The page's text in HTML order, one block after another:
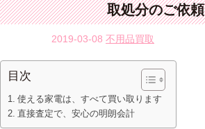
取処分のご依頼
2019-03-08 不用品買取
目次
使える家電は、すべて買い取ります
直接査定で、安心の明朗会計